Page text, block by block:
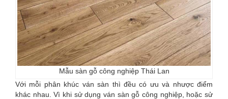
Mẫu sàn gỗ công nghiệp Thái Lan
Với mỗi phân khúc ván sàn thì đều có ưu và nhược điểm
khác nhau. Vì khi sử dụng ván sàn gỗ công nghiệp, hoặc sử